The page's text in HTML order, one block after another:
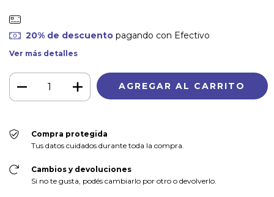
20% de descuentopagando con Efectivo
Ver más detalles
Compra protegida
Tus datos cuidados durante toda la compra.
Cambios y devoluciones
Si no te gusta, podés cambiarlo por otro o devolverlo.